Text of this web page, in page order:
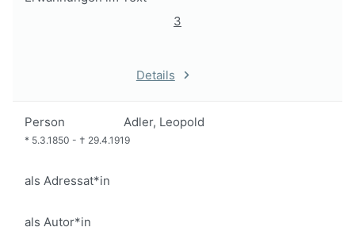
3
Details
Person Adler, Leopold
* 5.3.1850 - † 29.4.1919
als Adressat*in
als Autor*in